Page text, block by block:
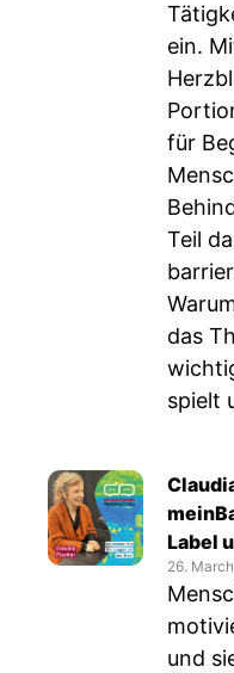
ein.
für
Teil
das
spielt
Label
26.
und